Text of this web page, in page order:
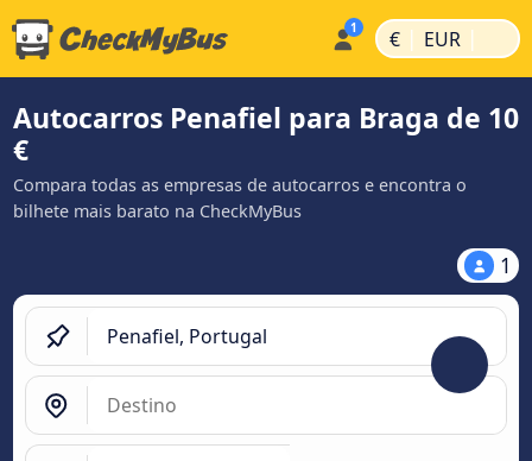
€ | EUR |
Autocarros Penafiel para Braga de 10
€
Compara todas as empresas de autocarros e encontra o
bilhete mais barato na CheckMyBus
1